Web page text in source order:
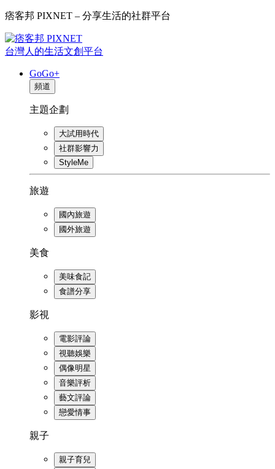
痞客邦 PIXNET – 分享生活的社群平台
台灣人的生活文創平台
GoGo+
頻道
主題企劃
大試用時代
社群影響力
StyleMe
旅遊
國內旅遊
國外旅遊
美食
美味食記
食譜分享
影視
電影評論
視聽娛樂
偶像明星
音樂評析
藝文評論
戀愛情事
親子
親子育兒